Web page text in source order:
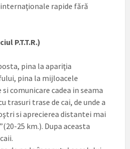
rapide fără
P.T.T.R.)
pina la apariţia
pina la mijloacele
comunicare cadea in seama
trasuri trase de cai, de unde a
si aprecierea distantei mai
25 km.). Dupa aceasta